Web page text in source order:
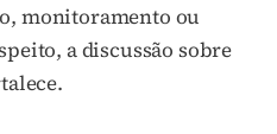
monitoramento ou
a discussão sobre